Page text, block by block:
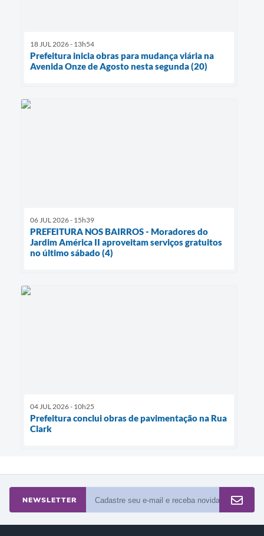
18 JUL 2026 - 13h54
Prefeitura inicia obras para mudança viária na
Avenida Onze de Agosto nesta segunda (20)
06 JUL 2026 - 15h39
PREFEITURA NOS BAIRROS - Moradores do
Jardim América II aproveitam serviços gratuitos
no último sábado (4)
04 JUL 2026 - 10h25
Prefeitura conclui obras de pavimentação na Rua
Clark
NEWSLETTER